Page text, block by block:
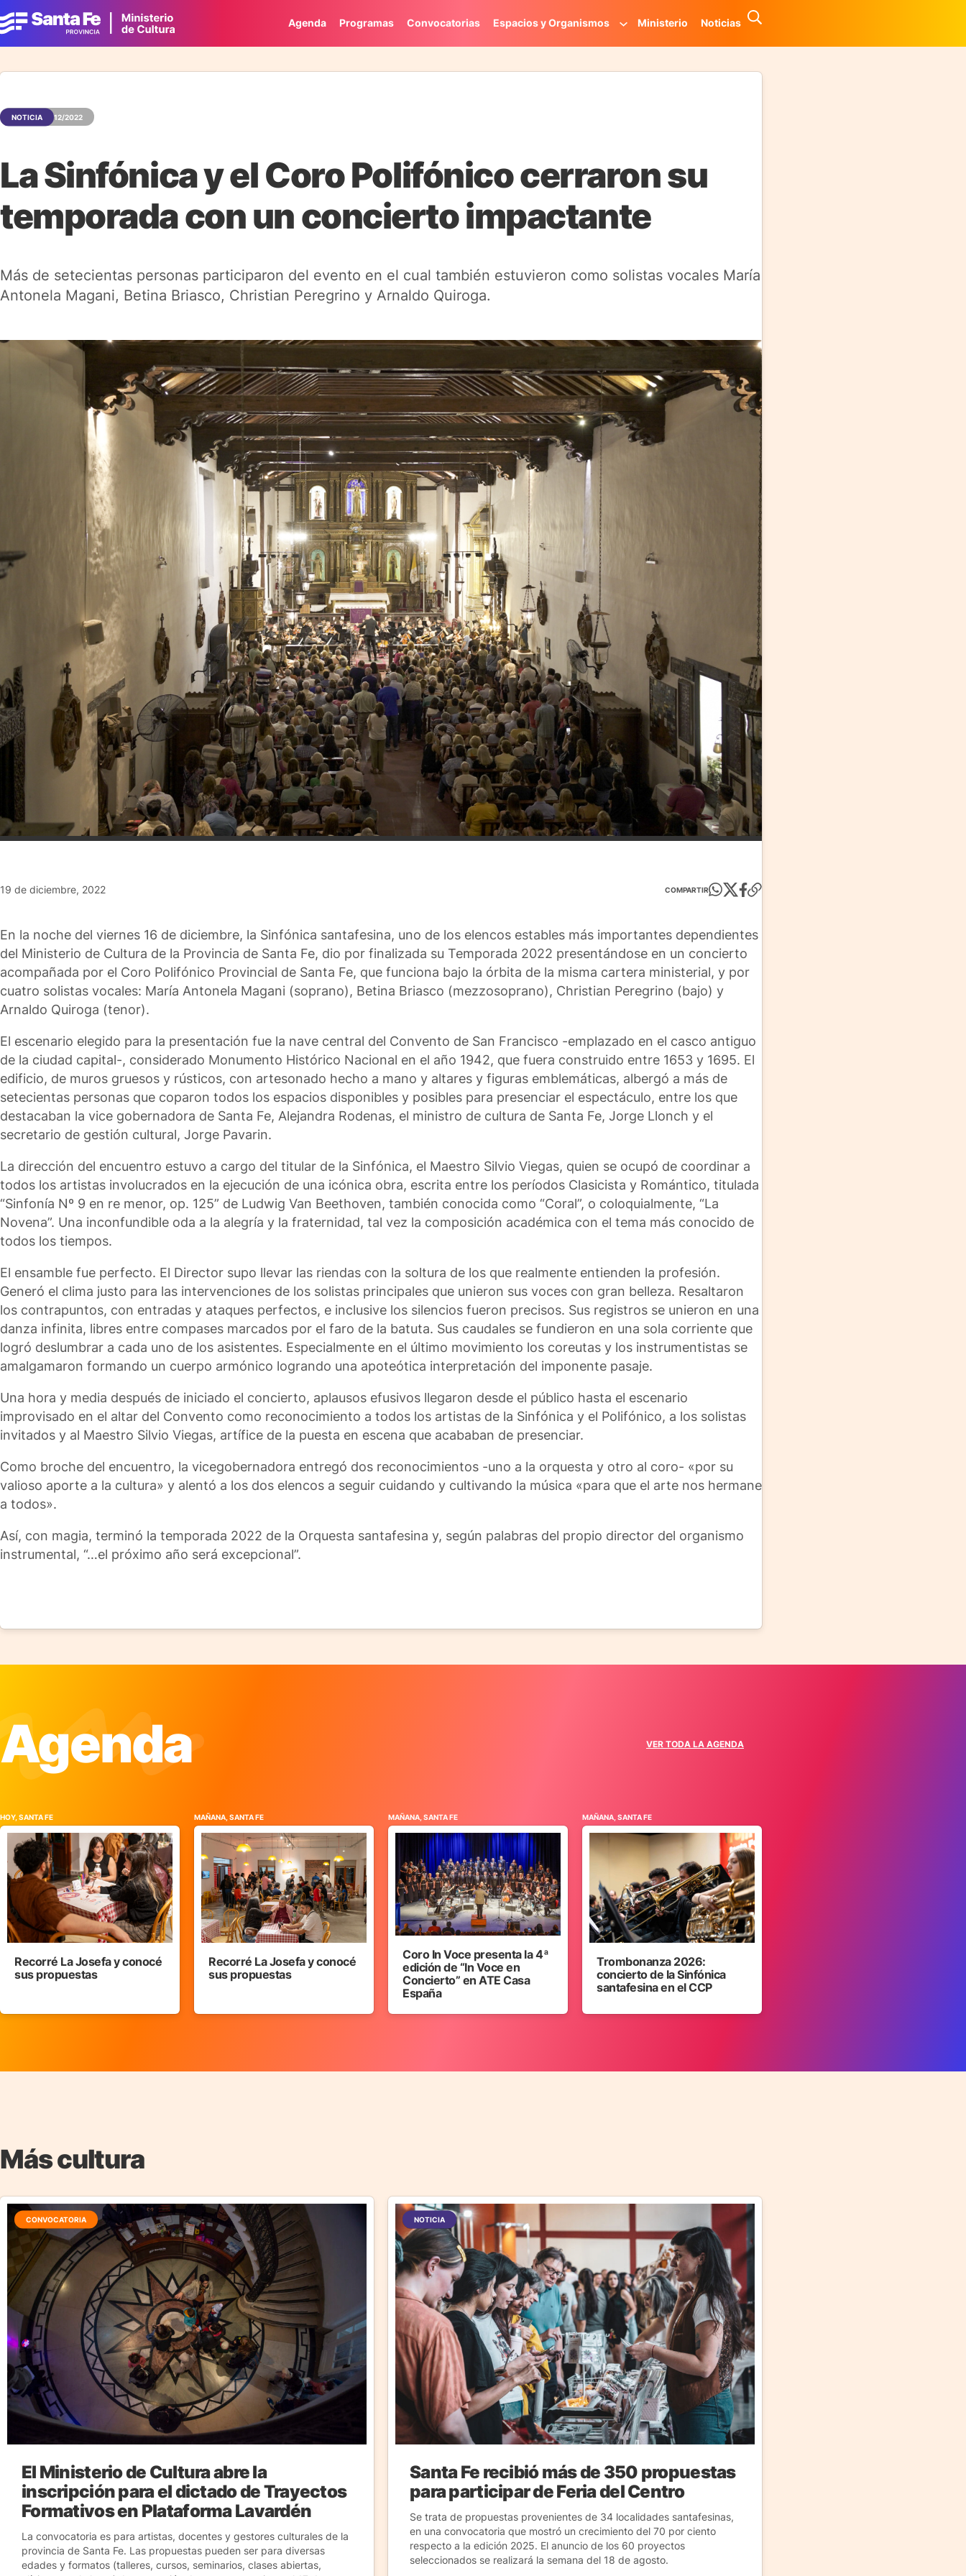
Agenda Programas Convocatorias Espacios y Organismos Ministerio Noticias
NOTICIA 19/12/2022
La Sinfónica y el Coro Polifónico cerraron su
temporada con un concierto impactante
Más de setecientas personas participaron del evento en el cual también estuvieron como solistas vocales María
Antonela Magani, Betina Briasco, Christian Peregrino y Arnaldo Quiroga.
19 de diciembre, 2022 COMPARTIR
En la noche del viernes 16 de diciembre, la Sinfónica santafesina, uno de los elencos estables más importantes dependientes
del Ministerio de Cultura de la Provincia de Santa Fe, dio por finalizada su Temporada 2022 presentándose en un concierto
acompañada por el Coro Polifónico Provincial de Santa Fe, que funciona bajo la órbita de la misma cartera ministerial, y por
cuatro solistas vocales: María Antonela Magani (soprano), Betina Briasco (mezzosoprano), Christian Peregrino (bajo) y
Arnaldo Quiroga (tenor).
El escenario elegido para la presentación fue la nave central del Convento de San Francisco -emplazado en el casco antiguo
de la ciudad capital-, considerado Monumento Histórico Nacional en el año 1942, que fuera construido entre 1653 y 1695. El
edificio, de muros gruesos y rústicos, con artesonado hecho a mano y altares y figuras emblemáticas, albergó a más de
setecientas personas que coparon todos los espacios disponibles y posibles para presenciar el espectáculo, entre los que
destacaban la vice gobernadora de Santa Fe, Alejandra Rodenas, el ministro de cultura de Santa Fe, Jorge Llonch y el
secretario de gestión cultural, Jorge Pavarin.
La dirección del encuentro estuvo a cargo del titular de la Sinfónica, el Maestro Silvio Viegas, quien se ocupó de coordinar a
todos los artistas involucrados en la ejecución de una icónica obra, escrita entre los períodos Clasicista y Romántico, titulada
“Sinfonía Nº 9 en re menor, op. 125” de Ludwig Van Beethoven, también conocida como “Coral”, o coloquialmente, “La
Novena”. Una inconfundible oda a la alegría y la fraternidad, tal vez la composición académica con el tema más conocido de
todos los tiempos.
El ensamble fue perfecto. El Director supo llevar las riendas con la soltura de los que realmente entienden la profesión.
Generó el clima justo para las intervenciones de los solistas principales que unieron sus voces con gran belleza. Resaltaron
los contrapuntos, con entradas y ataques perfectos, e inclusive los silencios fueron precisos. Sus registros se unieron en una
danza infinita, libres entre compases marcados por el faro de la batuta. Sus caudales se fundieron en una sola corriente que
logró deslumbrar a cada uno de los asistentes. Especialmente en el último movimiento los coreutas y los instrumentistas se
amalgamaron formando un cuerpo armónico logrando una apoteótica interpretación del imponente pasaje.
Una hora y media después de iniciado el concierto, aplausos efusivos llegaron desde el público hasta el escenario
improvisado en el altar del Convento como reconocimiento a todos los artistas de la Sinfónica y el Polifónico, a los solistas
invitados y al Maestro Silvio Viegas, artífice de la puesta en escena que acababan de presenciar.
Como broche del encuentro, la vicegobernadora entregó dos reconocimientos -uno a la orquesta y otro al coro- «por su
valioso aporte a la cultura» y alentó a los dos elencos a seguir cuidando y cultivando la música «para que el arte nos hermane
a todos».
Así, con magia, terminó la temporada 2022 de la Orquesta santafesina y, según palabras del propio director del organismo
instrumental, “…el próximo año será excepcional”.
Agenda VER TODA LA AGENDA
HOY, SANTA FE
Recorré La Josefa y conocé
sus propuestas
MAÑANA, SANTA FE
Recorré La Josefa y conocé
sus propuestas
MAÑANA, SANTA FE
Coro In Voce presenta la 4ª
edición de “In Voce en
Concierto” en ATE Casa
España
MAÑANA, SANTA FE
Trombonanza 2026:
concierto de la Sinfónica
santafesina en el CCP
Más cultura
CONVOCATORIA
El Ministerio de Cultura abre la
inscripción para el dictado de Trayectos
Formativos en Plataforma Lavardén
La convocatoria es para artistas, docentes y gestores culturales de la
provincia de Santa Fe. Las propuestas pueden ser para diversas
edades y formatos (talleres, cursos, seminarios, clases abiertas,
NOTICIA
Santa Fe recibió más de 350 propuestas
para participar de Feria del Centro
Se trata de propuestas provenientes de 34 localidades santafesinas,
en una convocatoria que mostró un crecimiento del 70 por ciento
respecto a la edición 2025. El anuncio de los 60 proyectos
seleccionados se realizará la semana del 18 de agosto.